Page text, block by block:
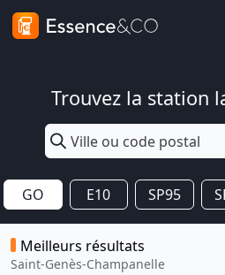
Trouvez la station
GO E10 SP95
Meilleurs résultats
Saint-Genès-Champanelle